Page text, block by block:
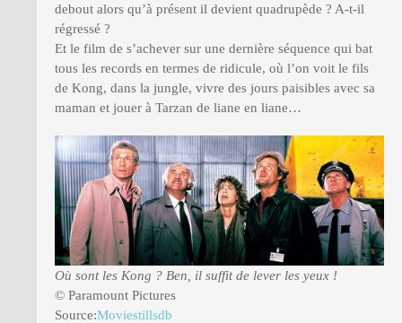
debout alors qu’à présent il devient quadrupède ? A-t-il
régressé ?
Et le film de s’achever sur une dernière séquence qui bat
tous les records en termes de ridicule, où l’on voit le fils
de Kong, dans la jungle, vivre des jours paisibles avec sa
maman et jouer à Tarzan de liane en liane…
Où sont les Kong ? Ben, il suffit de lever les yeux !
© Paramount Pictures
Source:Moviestillsdb